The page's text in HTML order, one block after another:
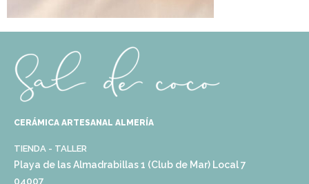
CERÁMICA ARTESANAL ALMERÍA
TIENDA - TALLER
Playa de las Almadrabillas 1 (Club de Mar) Local 7
04007